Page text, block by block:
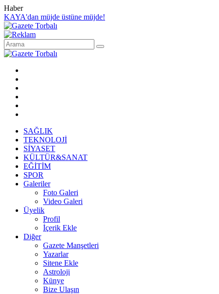
Haber
KAYA'dan müjde üstüne müjde!
SAĞLIK
TEKNOLOJİ
SİYASET
KÜLTÜR&SANAT
EĞİTİM
SPOR
Galeriler
Foto Galeri
Video Galeri
Üyelik
Profil
İçerik Ekle
Diğer
Gazete Manşetleri
Yazarlar
Sitene Ekle
Astroloji
Künye
Bize Ulaşın